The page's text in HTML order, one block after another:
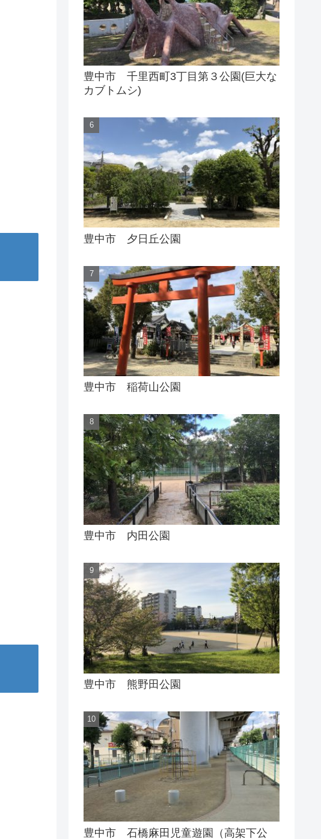
豊中市 千里西町3丁目第３公園(巨大な
カブトムシ)
豊中市 夕日丘公園
豊中市 稲荷山公園
豊中市 内田公園
豊中市 熊野田公園
豊中市 石橋麻田児童遊園（高架下公